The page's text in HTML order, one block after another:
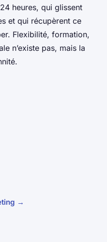
heures, qui glissent
et qui récupèrent ce
Flexibilité, formation,
n’existe pas, mais la
→